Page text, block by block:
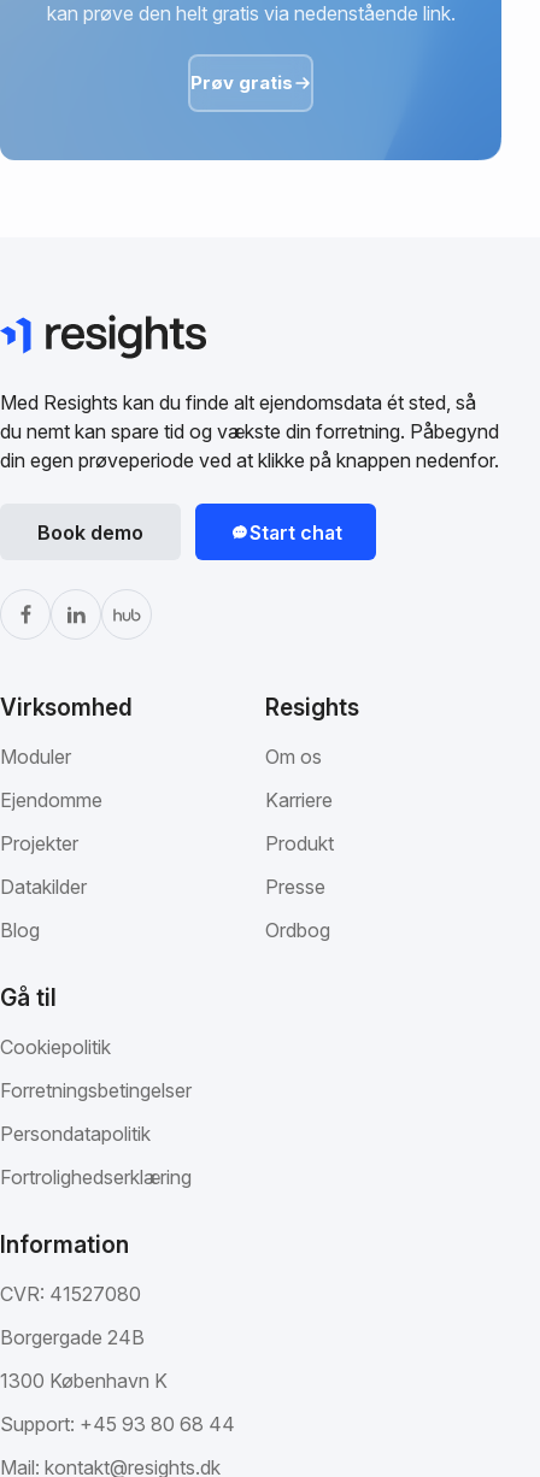
kan prøve den helt gratis via nedenstående link.
Prøv gratis
Med Resights kan du finde alt ejendomsdata ét sted, så
du nemt kan spare tid og vækste din forretning. Påbegynd
din egen prøveperiode ved at klikke på knappen nedenfor.
Book demo Start chat
Virksomhed
Moduler
Ejendomme
Projekter
Datakilder
Blog
Resights
Om os
Karriere
Produkt
Presse
Ordbog
Gå til
Cookiepolitik
Forretningsbetingelser
Persondatapolitik
Fortrolighedserklæring
Information
CVR: 41527080
Borgergade 24B
1300 København K
Support: +45 93 80 68 44
Mail: kontakt@resights.dk